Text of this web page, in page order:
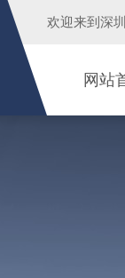
欢迎来到 深
网站